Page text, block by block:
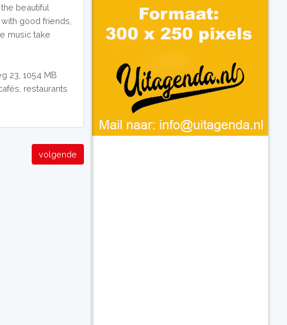
beautiful
good friends,
music take
23, 1054 MB
restaurants
volgende